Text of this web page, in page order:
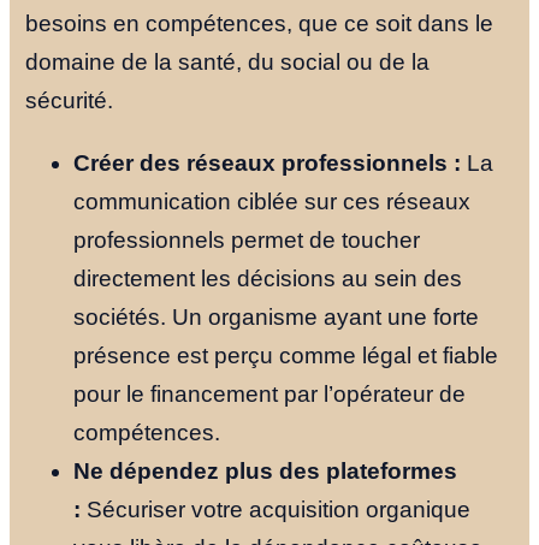
besoins en compétences, que ce soit dans le
domaine de la santé, du social ou de la
sécurité.
Créer des réseaux professionnels : La
communication ciblée sur ces réseaux
professionnels permet de toucher
directement les décisions au sein des
sociétés. Un organisme ayant une forte
présence est perçu comme légal et fiable
pour le financement par l’opérateur de
compétences.
Ne dépendez plus des plateformes
: Sécuriser votre acquisition organique